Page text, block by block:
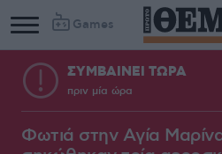
Games
ΣΥΜΒΑΙΝΕΙ ΤΩΡΑ
πριν μία ώρα
Φωτιά στην Aγία